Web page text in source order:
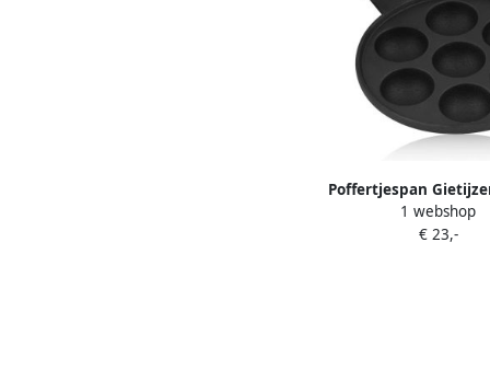
Poffertjespan
pan Koekjes Bakken
Temperaturen 7
1 webshop
€ 23,-